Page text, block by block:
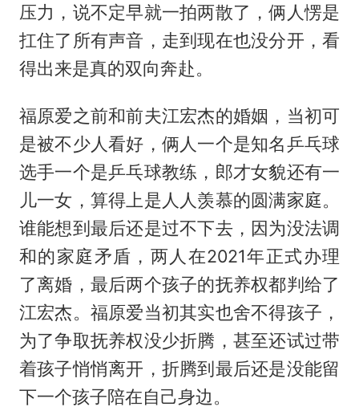
压力，说不定早就一拍两散了，俩人愣是
扛住了所有声音，走到现在也没分开，看
得出来是真的双向奔赴。
福原爱之前和前夫江宏杰的婚姻，当初可
是被不少人看好，俩人一个是知名乒乓球
选手一个是乒乓球教练，郎才女貌还有一
儿一女，算得上是人人羡慕的圆满家庭。
谁能想到最后还是过不下去，因为没法调
和的家庭矛盾，两人在2021年正式办理
了离婚，最后两个孩子的抚养权都判给了
江宏杰。福原爱当初其实也舍不得孩子，
为了争取抚养权没少折腾，甚至还试过带
着孩子悄悄离开，折腾到最后还是没能留
下一个孩子陪在自己身边。